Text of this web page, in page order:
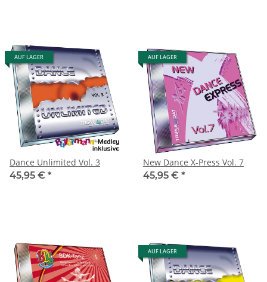
AUF LAGER
Dance Unlimited Vol. 3
45,95 € *
AUF LAGER
New Dance X-Press Vol. 7
45,95 € *
AUF LAGER